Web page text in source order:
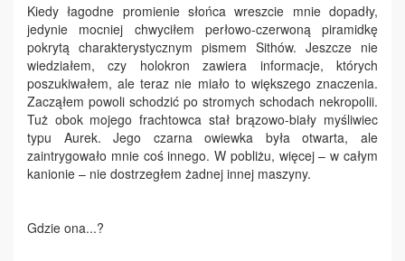
Kiedy łagodne promienie słońca wreszcie mnie dopadły,
jedynie mocniej chwyciłem perłowo-czerwoną piramidkę
pokrytą charakterystycznym pismem Sithów. Jeszcze nie
wiedziałem, czy holokron zawiera informacje, których
poszukiwałem, ale teraz nie miało to większego znaczenia.
Zacząłem powoli schodzić po stromych schodach nekropolii.
Tuż obok mojego frachtowca stał brązowo-biały myśliwiec
typu Aurek. Jego czarna owiewka była otwarta, ale
zaintrygowało mnie coś innego. W pobliżu, więcej – w całym
kanionie – nie dostrzegłem żadnej innej maszyny.
Gdzie ona...?